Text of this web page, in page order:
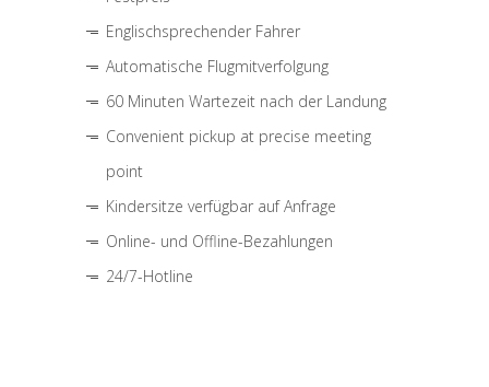
Englischsprechender Fahrer
Automatische Flugmitverfolgung
60 Minuten Wartezeit nach der Landung
Convenient pickup at precise meeting
point
Kindersitze verfügbar auf Anfrage
Online- und Offline-Bezahlungen
24/7-Hotline